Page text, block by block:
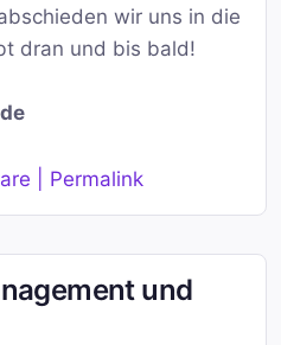
wir uns in die
dran und bis bald!
| Permalink
und